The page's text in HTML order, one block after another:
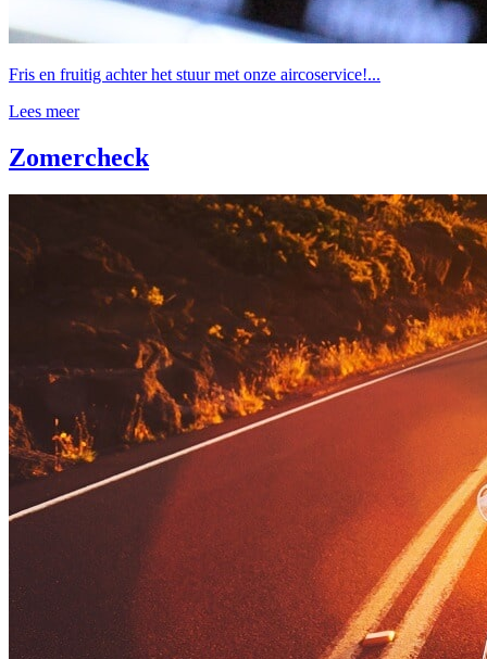
Fris en fruitig achter het stuur met onze aircoservice!...
Lees meer
Zomercheck